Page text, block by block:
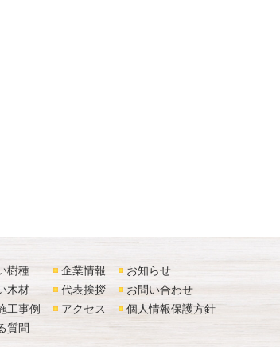
樹種
木材
工事例
質問
企業情報
代表挨拶
アクセス
お知らせ
お問い合わせ
個人情報保護方針